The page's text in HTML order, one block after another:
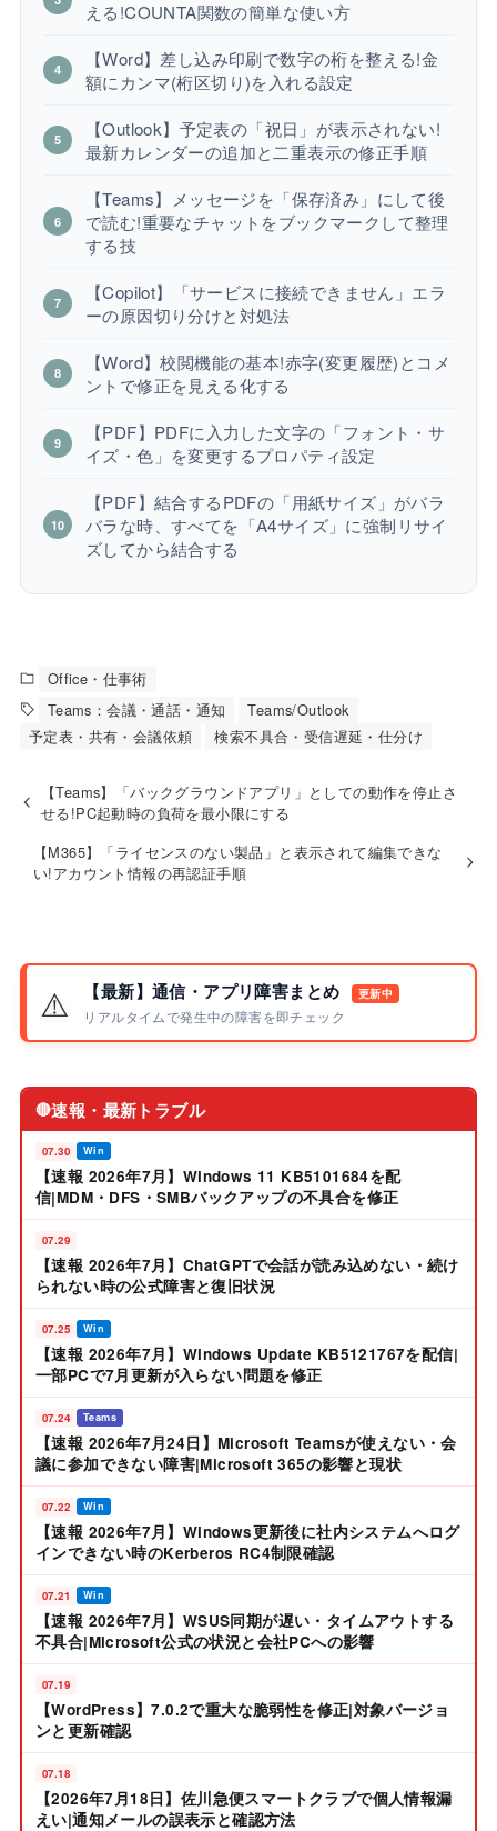
える!COUNTA関数の簡単な使い方
【Word】差し込み印刷で数字の桁を整える!金
額にカンマ(桁区切り)を入れる設定
【Outlook】予定表の「祝日」が表示されない!
最新カレンダーの追加と二重表示の修正手順
【Teams】メッセージを「保存済み」にして後
で読む!重要なチャットをブックマークして整理
する技
【Copilot】「サービスに接続できません」エラ
ーの原因切り分けと対処法
【Word】校閲機能の基本!赤字(変更履歴)とコメ
ントで修正を見える化する
【PDF】PDFに入力した文字の「フォント・サ
イズ・色」を変更するプロパティ設定
【PDF】結合するPDFの「用紙サイズ」がバラ
バラな時、すべてを「A4サイズ」に強制リサイ
ズしてから結合する
Office・仕事術
Teams：会議・通話・通知
Teams/Outlook
予定表・共有・会議依頼
検索不具合・受信遅延・仕分け
【Teams】「バックグラウンドアプリ」としての動作を停止さ
せる!PC起動時の負荷を最小限にする
【M365】「ライセンスのない製品」と表示されて編集できな
い!アカウント情報の再認証手順
⚠️ 【最新】通信・アプリ障害まとめ 更新中
リアルタイムで発生中の障害を即チェック
🔴速報・最新トラブル
07.30 Win
【速報 2026年7月】Windows 11 KB5101684を配
信|MDM・DFS・SMBバックアップの不具合を修正
07.29
【速報 2026年7月】ChatGPTで会話が読み込めない・続け
られない時の公式障害と復旧状況
07.25 Win
【速報 2026年7月】Windows Update KB5121767を配信|
一部PCで7月更新が入らない問題を修正
07.24 Teams
【速報 2026年7月24日】Microsoft Teamsが使えない・会
議に参加できない障害|Microsoft 365の影響と現状
07.22 Win
【速報 2026年7月】Windows更新後に社内システムへログ
インできない時のKerberos RC4制限確認
07.21 Win
【速報 2026年7月】WSUS同期が遅い・タイムアウトする
不具合|Microsoft公式の状況と会社PCへの影響
07.19
【WordPress】7.0.2で重大な脆弱性を修正|対象バージョ
ンと更新確認
07.18
【2026年7月18日】佐川急便スマートクラブで個人情報漏
えい|通知メールの誤表示と確認方法